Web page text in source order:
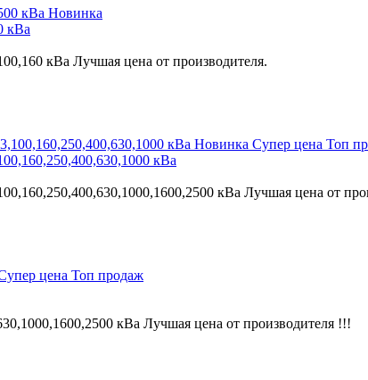
Новинка
кВа
кВа Лучшая цена от производителя.
Новинка Супер цена Топ
кВа
кВа Лучшая цена от
цена Топ продаж
кВа Лучшая цена от производителя !!!